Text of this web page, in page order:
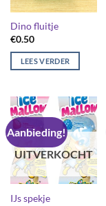
Dino fluitje
€0.50
LEES VERDER
Aanbieding!
UITVERKOCHT
IJs spekje